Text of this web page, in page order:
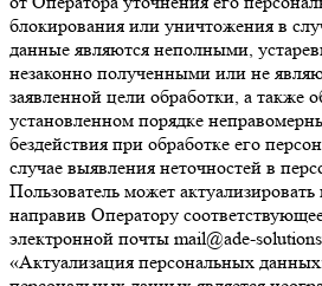
блокирования или уничтожения в
данные являются неполными,
незаконно полученными или не
заявленной цели обработки, а также
установленном порядке
бездействия при обработке его
случае выявления неточностей в
Пользователь может актуализировать
направив Оператору
электронной почты mail@ade-
«Актуализация персональных